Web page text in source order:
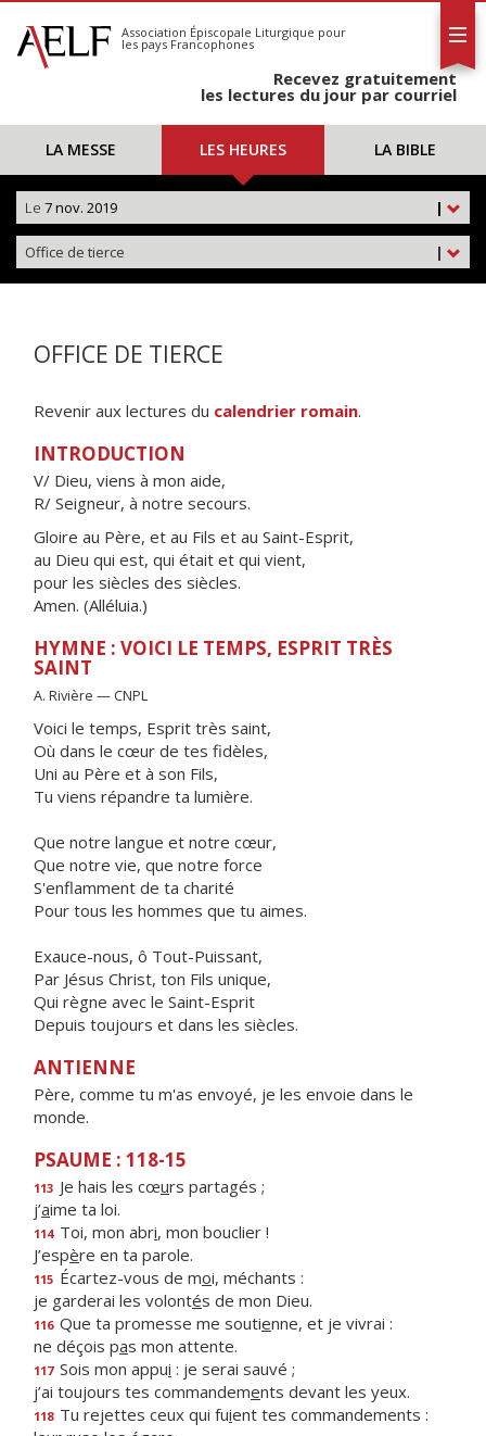
S'abonner
Calendrier
Association Épiscopale Liturgique pour
les pays Francophones
Recevez gratuitement
les lectures du jour par courriel
LA MESSE LES HEURES LA BIBLE
|
Le 7 nov. 2019
|
Office de tierce
OFFICE DE TIERCE
Revenir aux lectures du calendrier romain.
INTRODUCTION
V/ Dieu, viens à mon aide,
R/ Seigneur, à notre secours.
Gloire au Père, et au Fils et au Saint-Esprit,
au Dieu qui est, qui était et qui vient,
pour les siècles des siècles.
Amen. (Alléluia.)
HYMNE : VOICI LE TEMPS, ESPRIT TRÈS
SAINT
A. Rivière — CNPL
Voici le temps, Esprit très saint,
Où dans le cœur de tes fidèles,
Uni au Père et à son Fils,
Tu viens répandre ta lumière.
Que notre langue et notre cœur,
Que notre vie, que notre force
S'enflamment de ta charité
Pour tous les hommes que tu aimes.
Exauce-nous, ô Tout-Puissant,
Par Jésus Christ, ton Fils unique,
Qui règne avec le Saint-Esprit
Depuis toujours et dans les siècles.
ANTIENNE
Père, comme tu m'as envoyé, je les envoie dans le
monde.
PSAUME : 118-15
113 Je hais les cœurs partagés ;
j’aime ta loi.
114 Toi, mon abri, mon bouclier !
J’espère en ta parole.
115 Écartez-vous de moi, méchants :
je garderai les volontés de mon Dieu.
116 Que ta promesse me soutienne, et je vivrai :
ne déçois pas mon attente.
117 Sois mon appui : je serai sauvé ;
j’ai toujours tes commandements devant les yeux.
118 Tu rejettes ceux qui fuient tes commandements :